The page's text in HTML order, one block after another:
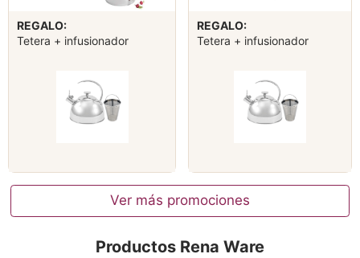
REGALO:
Tetera + infusionador
REGALO:
Tetera + infusionador
Ver más promociones
Productos Rena Ware